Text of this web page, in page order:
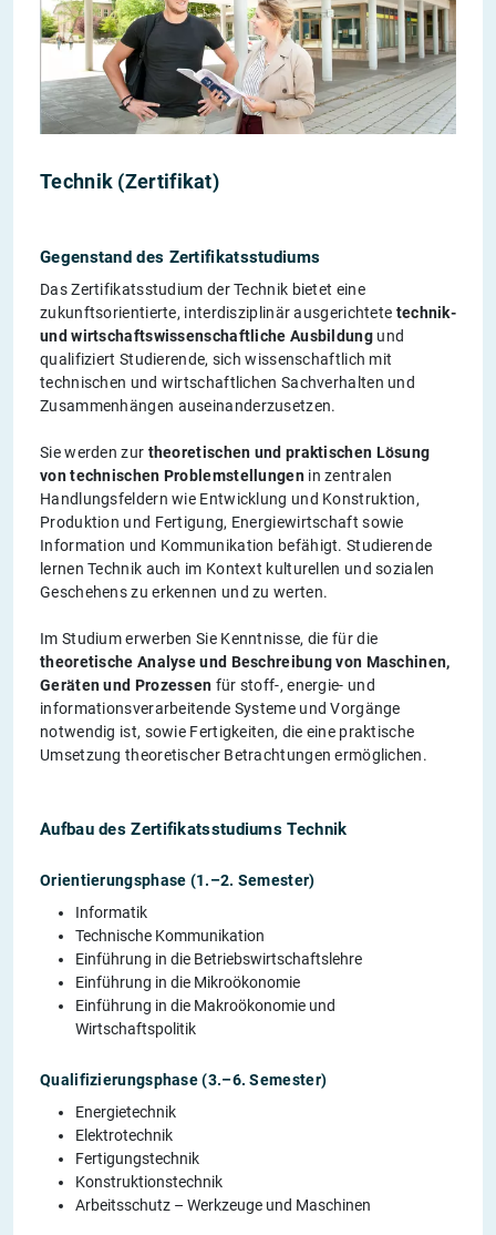
Technik (Zertifikat)
Gegenstand des Zertifikatsstudiums
Das Zertifikatsstudium der Technik bietet eine
zukunftsorientierte, interdisziplinär ausgerichtete technik-
und wirtschaftswissenschaftliche Ausbildungund
qualifiziert Studierende, sich wissenschaftlich mit
technischen und wirtschaftlichen Sachverhalten und
Zusammenhängen auseinanderzusetzen.
Sie werden zur theoretischen und praktischen Lösung
von technischen Problemstellungenin zentralen
Handlungsfeldern wie Entwicklung und Konstruktion,
Produktion und Fertigung, Energiewirtschaft sowie
Information und Kommunikation befähigt. Studierende
lernen Technik auch im Kontext kulturellen und sozialen
Geschehens zu erkennen und zu werten.
Im Studium erwerben Sie Kenntnisse, die für die
theoretische Analyse und Beschreibung von Maschinen,
Geräten und Prozessen für stoff-, energie- und
informationsverarbeitende Systeme und Vorgänge
notwendig ist, sowie Fertigkeiten, die eine praktische
Umsetzung theoretischer Betrachtungen ermöglichen.
Aufbau des Zertifikatsstudiums Technik
Orientierungsphase (1.–2. Semester)
Informatik
Technische Kommunikation
Einführung in die Betriebswirtschaftslehre
Einführung in die Mikroökonomie
Einführung in die Makroökonomie und
Wirtschaftspolitik
Qualifizierungsphase (3.–6. Semester)
Energietechnik
Elektrotechnik
Fertigungstechnik
Konstruktionstechnik
Arbeitsschutz – Werkzeuge und Maschinen